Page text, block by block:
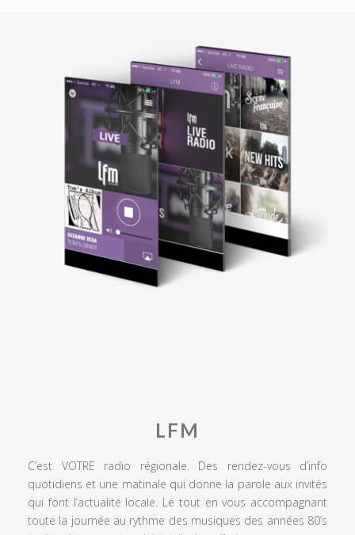
LFM
C’est VOTRE radio régionale. Des rendez-vous d’info
quotidiens et une matinale qui donne la parole aux invités
qui font l’actualité locale. Le tout en vous accompagnant
toute la journée au rythme des musiques des années 80’s